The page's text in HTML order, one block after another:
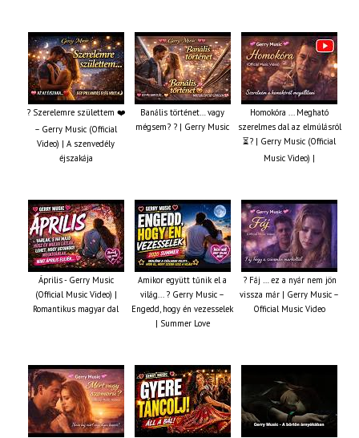
? Szerelemre születtem ❤️
– Gerry Music (Official
Video) | A szenvedély
éjszakája
Banális történet… vagy
mégsem? ? | Gerry Music
Homokóra ... Megható
szerelmes dal az elmúlásról
⏳? | Gerry Music (Official
Music Video) |
Április - Gerry Music
(Official Music Video) |
Romantikus magyar dal
Amikor együtt tűnik el a
világ... ? Gerry Music –
Engedd, hogy én vezesselek
| Summer Love
? Fáj … ez a nyár nem jön
vissza már | Gerry Music –
Official Music Video